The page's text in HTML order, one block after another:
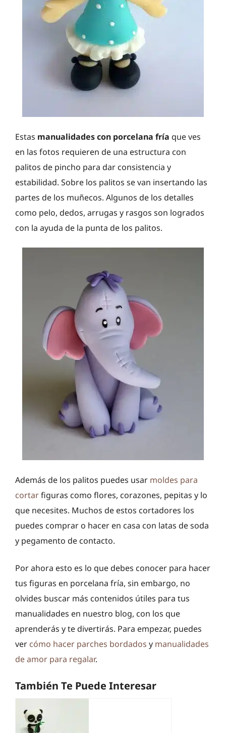
Estas manualidades con porcelana fría que ves
en las fotos requieren de una estructura con
palitos de pincho para dar consistencia y
estabilidad. Sobre los palitos se van insertando las
partes de los muñecos. Algunos de los detalles
como pelo, dedos, arrugas y rasgos son logrados
con la ayuda de la punta de los palitos.
Además de los palitos puedes usar moldes para
cortarfiguras como flores, corazones, pepitas y lo
que necesites. Muchos de estos cortadores los
puedes comprar o hacer en casa con latas de soda
y pegamento de contacto.
Por ahora esto es lo que debes conocer para hacer
tus figuras en porcelana fría, sin embargo, no
olvides buscar más contenidos útiles para tus
manualidades en nuestro blog, con los que
aprenderás y te divertirás. Para empezar, puedes
ver cómo hacer parches bordados y manualidades
de amor para regalar.
También Te Puede Interesar